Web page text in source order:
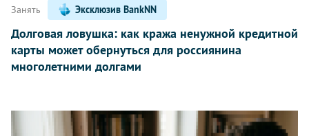
Занять Эксклюзив BankNN
Долговая ловушка: как кража ненужной кредитной
карты может обернуться для россиянина
многолетними долгами